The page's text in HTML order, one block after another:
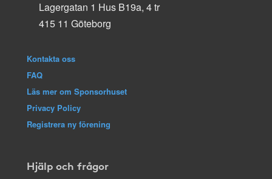
Lagergatan 1 Hus B19a, 4 tr
415 11 Göteborg
Kontakta oss
FAQ
Läs mer om Sponsorhuset
Privacy Policy
Registrera ny förening
Hjälp och frågor